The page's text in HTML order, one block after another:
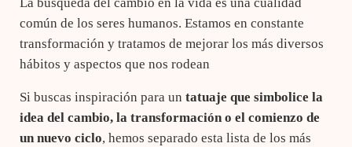
común de los seres humanos. Estamos en constante
transformación y tratamos de mejorar los más diversos
hábitos y aspectos que nos rodean
Si buscas inspiración para un tatuaje que simbolice la
idea del cambio, la transformación o el comienzo de
un nuevo ciclo, hemos separado esta lista de los más